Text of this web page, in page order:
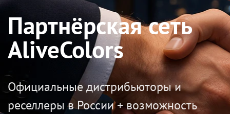
Партнёрская сеть
AliveColors
Официальные дистрибьюторы и
реселлеры в России + возможность